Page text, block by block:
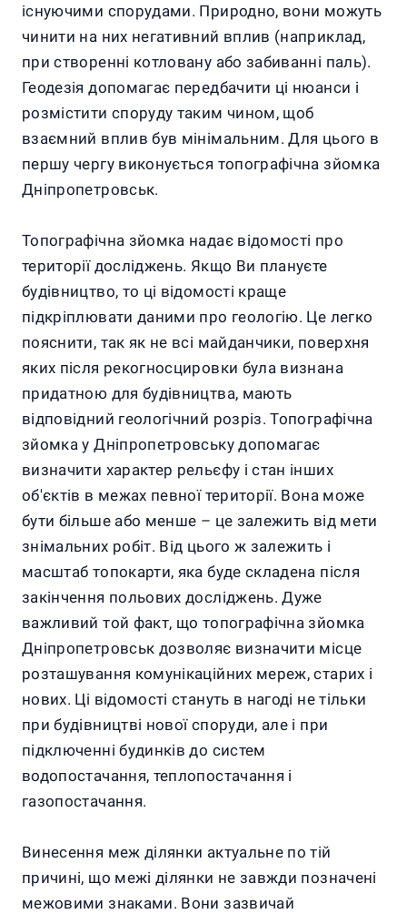
існуючими спорудами. Природно, вони можуть
чинити на них негативний вплив (наприклад,
при створенні котловану або забиванні паль).
Геодезія допомагає передбачити ці нюанси і
розмістити споруду таким чином, щоб
взаємний вплив був мінімальним. Для цього в
першу чергу виконується топографічна зйомка
Дніпропетровськ.
Топографічна зйомка надає відомості про
території досліджень. Якщо Ви плануєте
будівництво, то ці відомості краще
підкріплювати даними про геологію. Це легко
пояснити, так як не всі майданчики, поверхня
яких після рекогносцировки була визнана
придатною для будівництва, мають
відповідний геологічний розріз. Топографічна
зйомка у Дніпропетровську допомагає
визначити характер рельєфу і стан інших
об'єктів в межах певної території. Вона може
бути більше або менше – це залежить від мети
знімальних робіт. Від цього ж залежить і
масштаб топокарти, яка буде складена після
закінчення польових досліджень. Дуже
важливий той факт, що топографічна зйомка
Дніпропетровськ дозволяє визначити місце
розташування комунікаційних мереж, старих і
нових. Ці відомості стануть в нагоді не тільки
при будівництві нової споруди, але і при
підключенні будинків до систем
водопостачання, теплопостачання і
газопостачання.
Винесення меж ділянки актуальне по тій
причині, що межі ділянки не завжди позначені
межовими знаками. Вони зазвичай